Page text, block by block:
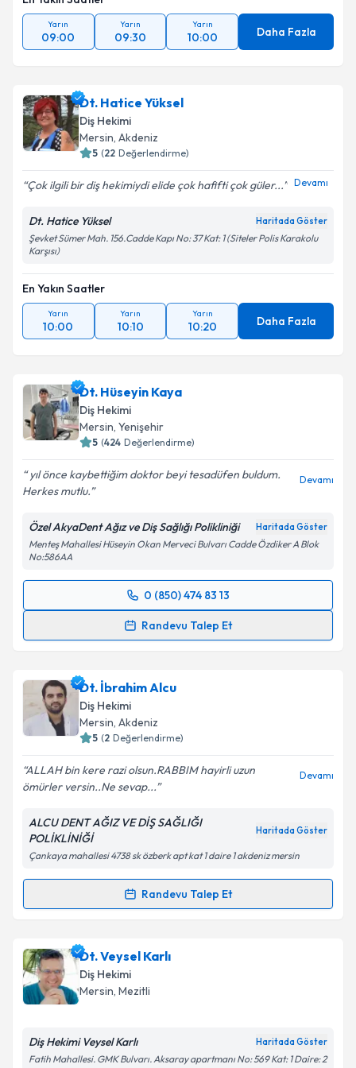
Yarın
09:00
Yarın
09:30
Yarın
10:00 Daha Fazla
Dt. Hatice Yüksel
Diş Hekimi
Mersin, Akdeniz
5 (22 Değerlendirme)
Çok ilgili bir diş hekimiydi elide çok hafifti çok güler... Devamı
Dt. Hatice Yüksel Haritada Göster
Şevket Sümer Mah. 156.Cadde Kapı No: 37 Kat: 1 (Siteler Polis Karakolu
Karşısı)
En Yakın Saatler
Yarın
10:00
Yarın
10:10
Yarın
10:20 Daha Fazla
Dt. Hüseyin Kaya
Diş Hekimi
Mersin, Yenişehir
5 (424 Değerlendirme)
yıl önce kaybettiğim doktor beyi tesadüfen buldum.
Herkes mutlu.
Devamı
Özel AkyaDent Ağız ve Diş Sağlığı Polikliniği Haritada Göster
Menteş Mahallesi Hüseyin Okan Merveci Bulvarı Cadde Özdiker A Blok
No:586AA
0 (850) 474 83 13
Randevu Talep Et
Randevu Takvimi Talebi
takvim hazırlandığında e-posta ile bilgilendireceğiz.
E-posta Adresiniz
Kişisel verilerimin işlenmesine ilişkin
'ni okudum ve kişisel verilerimin belirtilen
kapsamda işlenmesini kabul ediyorum.
Takvim Talebini Gönder
Dt. İbrahim Alcu
Diş Hekimi
Mersin, Akdeniz
5 (2 Değerlendirme)
ALLAH bin kere razi olsun.RABBIM hayirli uzun
ömürler versin..Ne sevap...
Devamı
ALCU DENT AĞIZ VE DİŞ SAĞLIĞI
POLİKLİNİĞİ
Haritada Göster
Çankaya mahallesi 4738 sk özberk apt kat 1 daire 1 akdeniz mersin
Randevu Talep Et
Randevu Takvimi Talebi
Dt. İbrahim Alcu için randevu takvimi talebi oluşturun.
Size bu uzmandan randevu almanız için bir takvim
hazırlandığında e-posta ile bilgilendireceğiz.
Dt. Veysel Karlı
Diş Hekimi
Mersin, Mezitli
Diş Hekimi Veysel Karlı Haritada Göster
Fatih Mahallesi. GMK Bulvarı. Aksaray apartmanı No: 569 Kat: 1 Daire: 2